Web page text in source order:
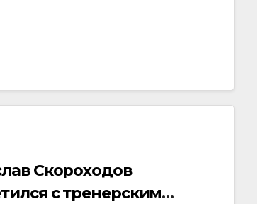
Скороходов
с тренерским